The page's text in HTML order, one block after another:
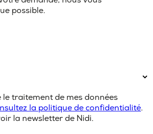
possible.
traitement de mes données
la politique de confidentialité.
la newsletter de Nidi.